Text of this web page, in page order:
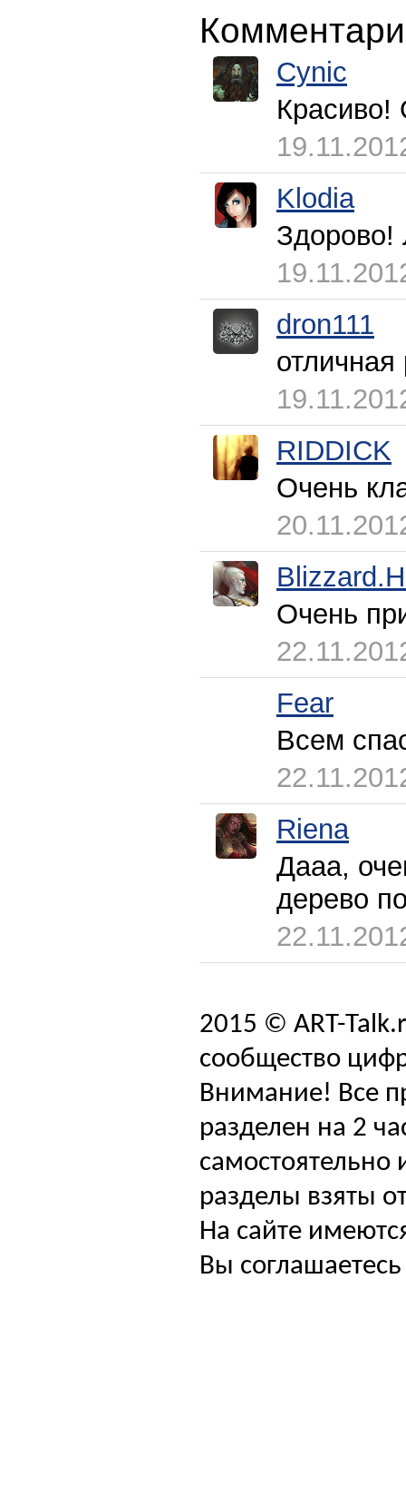
Cynic
Красиво!
Klodia
Здорово!
dron111
RIDDICK
Очень
Очень
Fear
Всем
Riena
Дааа,
дерево
2015 © ART-
сообщество
Внимание! Все
разделен на 2
самостоятельно
разделы взяты
На сайте
Вы